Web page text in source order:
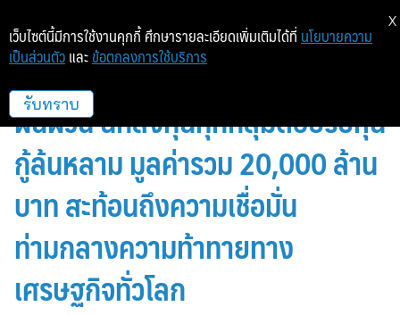
‘SCBX’ แกร่งสู้ภาวะเศรษฐกิจ
ผันผวน นักลงทุนทุกกลุ่มตอบรับหุ้น
กู้ล้นหลาม มูลค่ารวม 20,000 ล้าน
บาท สะท้อนถึงความเชื่อมั่น
ท่ามกลางความท้าทายทาง
เศรษฐกิจทั่วโลก
เว็บไซต์นี้มีการใช้งานคุกกี้ ศึกษารายละเอียดเพิ่มเติมได้ที่ นโยบายความ
เป็นส่วนตัว และ ข้อตกลงการใช้บริการ
รับทราบ
X